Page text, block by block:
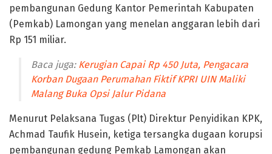
pembangunan Gedung Kantor Pemerintah Kabupaten
(Pemkab) Lamongan yang menelan anggaran lebih dari
Rp 151 miliar.
Baca juga: Kerugian Capai Rp 450 Juta, Pengacara
Korban Dugaan Perumahan Fiktif KPRI UIN Maliki
Malang Buka Opsi Jalur Pidana
Menurut Pelaksana Tugas (Plt) Direktur Penyidikan KPK,
Achmad Taufik Husein, ketiga tersangka dugaan korupsi
pembangunan gedung Pemkab Lamongan akan